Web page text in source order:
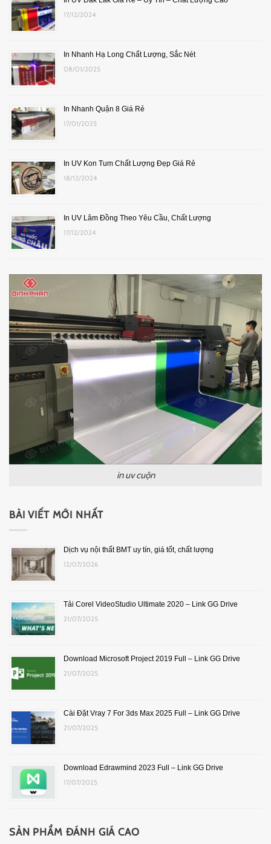
17/12/2024
In Nhanh Hạ Long Chất Lượng, Sắc Nét
08/01/2025
In Nhanh Quận 8 Giá Rẻ
17/01/2025
In UV Kon Tum Chất Lượng Đẹp Giá Rẻ
18/12/2024
In UV Lâm Đồng Theo Yêu Cầu, Chất Lượng
17/12/2024
in uv cuộn
BÀI VIẾT MỚI NHẤT
Dịch vụ nội thất BMT uy tín, giá tốt, chất lượng
12/07/2026
Tải Corel VideoStudio Ultimate 2020 – Link GG Drive
21/07/2025
Download Microsoft Project 2019 Full – Link GG Drive
21/07/2025
Cài Đặt Vray 7 For 3ds Max 2025 Full – Link GG Drive
21/07/2025
Download Edrawmind 2023 Full – Link GG Drive
17/07/2025
SẢN PHẨM ĐÁNH GIÁ CAO